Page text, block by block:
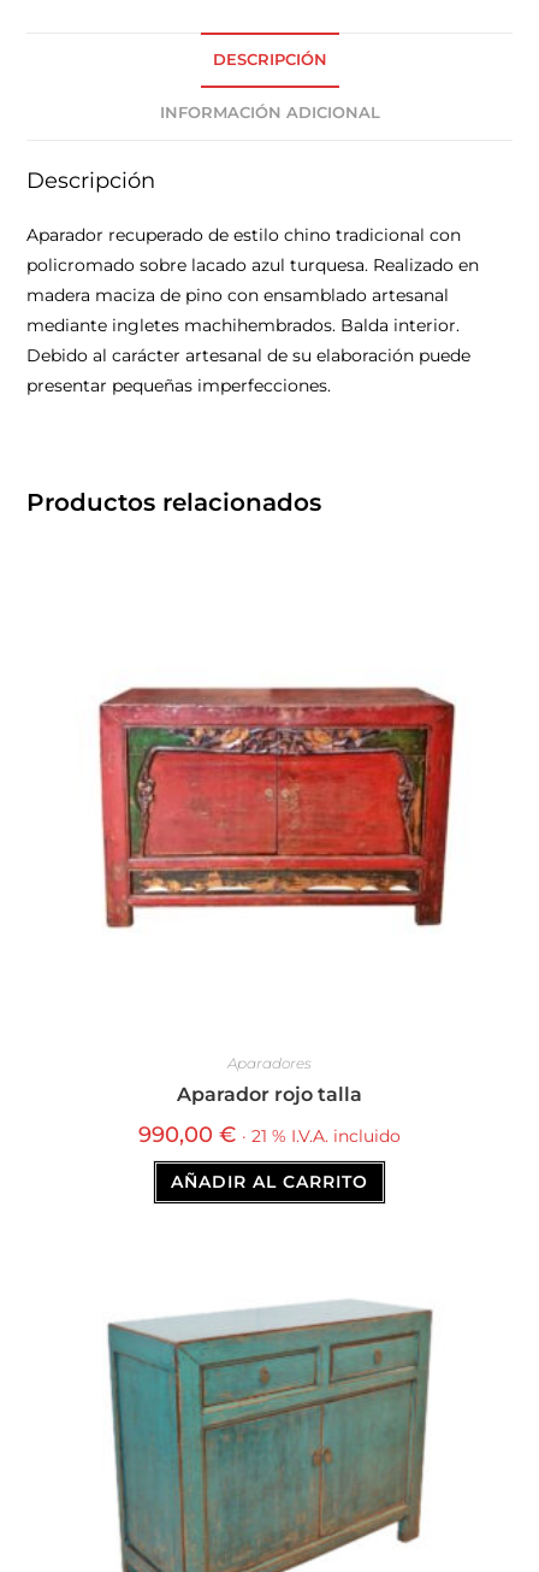
DESCRIPCIÓN
INFORMACIÓN ADICIONAL
Descripción
Aparador recuperado de estilo chino tradicional con
policromado sobre lacado azul turquesa. Realizado en
madera maciza de pino con ensamblado artesanal
mediante ingletes machihembrados. Balda interior.
Debido al carácter artesanal de su elaboración puede
presentar pequeñas imperfecciones.
Productos relacionados
Aparadores
Aparador rojo talla
990,00 € · 21 % I.V.A. incluido
AÑADIR AL CARRITO